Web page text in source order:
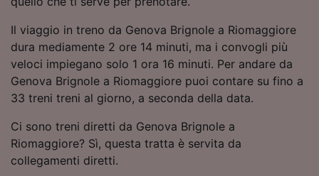
Il viaggio in treno da Genova Brignole a Riomaggiore
dura mediamente 2 ore 14 minuti, ma i convogli più
veloci impiegano solo 1 ora 16 minuti. Per andare da
Genova Brignole a Riomaggiore puoi contare su fino a
33 treni treni al giorno, a seconda della data.
Ci sono treni diretti da Genova Brignole a
Riomaggiore? Sì, questa tratta è servita da
collegamenti diretti.
Utilizzare dati di geolocalizzazione precisi.
Scansione attiva delle caratteristiche del
dispositivo ai fini dell’identificazione.
Archiviare informazioni su dispositivo e/o
accedervi. Pubblicità e contenuti
personalizzati, misurazione delle prestazioni
dei contenuti e degli annunci, ricerche sul
Elenco dei partner (fornitori)